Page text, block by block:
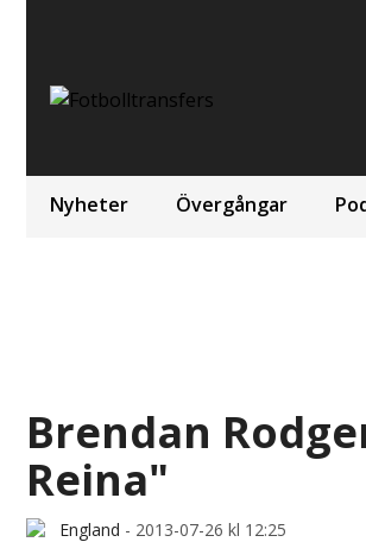
Nyheter Övergångar
Brendan
Reina"
England - 2013-07-26 kl 12:25